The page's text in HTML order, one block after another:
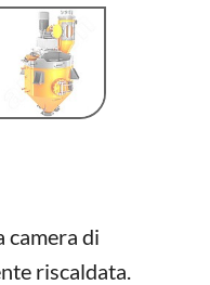
camera di
riscaldata.